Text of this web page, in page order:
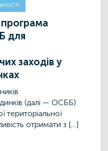
для
заходів у
(далі — ОСББ)
територіальної
отримати з […]